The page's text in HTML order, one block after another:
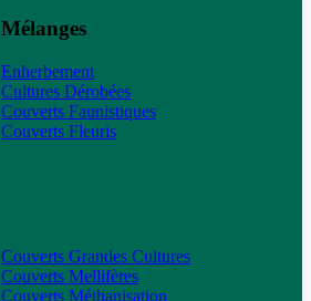
Mélanges
Enherbement
Cultures Dérobées
Couverts Faunistiques
Couverts Fleuris
Couverts Grandes Cultures
Couverts Mellifères
Couverts Méthanisation